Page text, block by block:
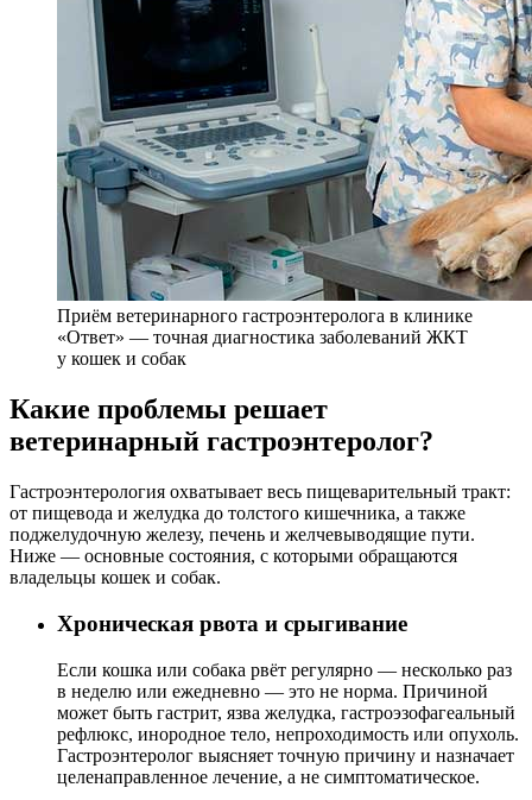
Приём ветеринарного гастроэнтеролога в клинике
«Ответ» — точная диагностика заболеваний ЖКТ
у кошек и собак
Какие проблемы решает
ветеринарный гастроэнтеролог?
Гастроэнтерология охватывает весь пищеварительный тракт:
от пищевода и желудка до толстого кишечника, а также
поджелудочную железу, печень и желчевыводящие пути.
Ниже — основные состояния, с которыми обращаются
владельцы кошек и собак.
Хроническая рвота и срыгивание
Если кошка или собака рвёт регулярно — несколько раз
в неделю или ежедневно — это не норма. Причиной
может быть гастрит, язва желудка, гастроэзофагеальный
рефлюкс, инородное тело, непроходимость или опухоль.
Гастроэнтеролог выясняет точную причину и назначает
целенаправленное лечение, а не симптоматическое.